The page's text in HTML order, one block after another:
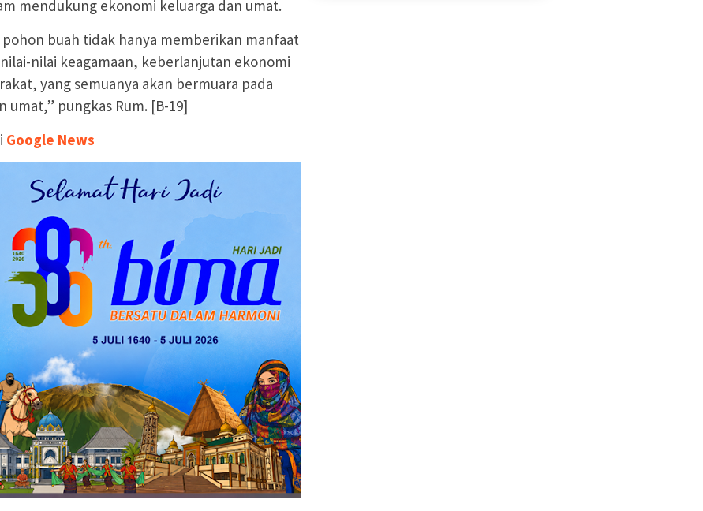
mendukung ekonomi keluarga dan umat.
buah tidak hanya memberikan manfaat
nilai keagamaan, keberlanjutan ekonomi
yang semuanya akan bermuara pada
umat,” pungkas Rum. [B-19]
Google News